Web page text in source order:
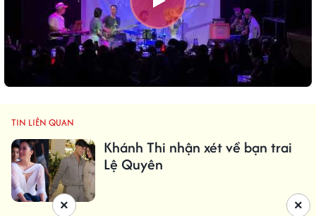
TIN LIÊN QUAN
Khánh Thi nhận xét về bạn trai
Lệ Quyên
×
×